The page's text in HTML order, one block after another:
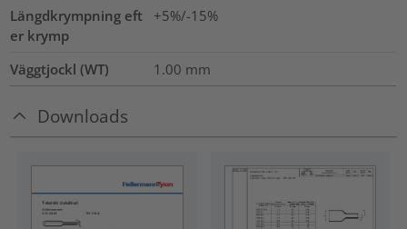
Längdkrympning eft
er krymp
+5%/-15%
Väggtjockl (WT) 1.00 mm
Downloads